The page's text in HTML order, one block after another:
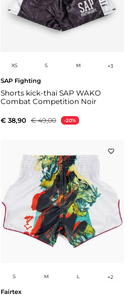
XS S M +3
SAP Fighting
Shorts kick-thaï SAP WAKO
Combat Competition Noir
€ 38,90 € 49,00 -20%
S M L +2
Fairtex